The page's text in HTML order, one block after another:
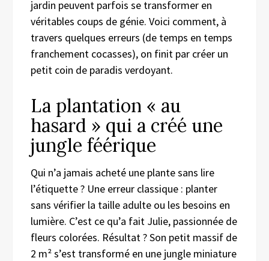
jardin peuvent parfois se transformer en
véritables coups de génie. Voici comment, à
travers quelques erreurs (de temps en temps
franchement cocasses), on finit par créer un
petit coin de paradis verdoyant.
La plantation « au
hasard » qui a créé une
jungle féérique
Qui n’a jamais acheté une plante sans lire
l’étiquette ? Une erreur classique : planter
sans vérifier la taille adulte ou les besoins en
lumière. C’est ce qu’a fait Julie, passionnée de
fleurs colorées. Résultat ? Son petit massif de
2 m² s’est transformé en une jungle miniature